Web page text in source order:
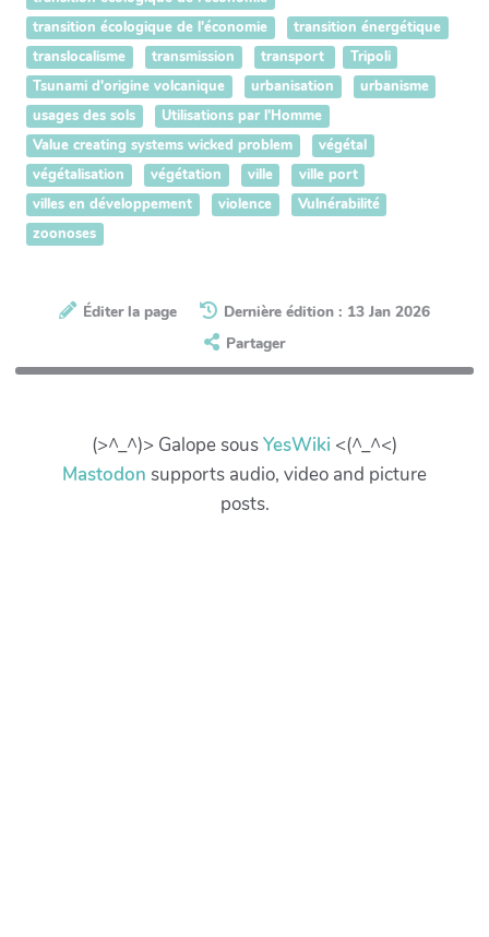
transition écologique de l'économie
transition énergétique
translocalisme
transmission transport
Tripoli
Tsunami d'origine volcanique
urbanisation
urbanisme
usages des sols
Utilisations par l'Homme
Value creating systems wicked problem
végétal
végétalisation
végétation ville
ville port
villes en développement
violence
Vulnérabilité
zoonoses
Éditer la page
Dernière édition : 13 Jan 2026
Partager
(>^_^)> Galope sousYesWiki <(^_^<)
Mastodon supports audio, video and picture
posts.